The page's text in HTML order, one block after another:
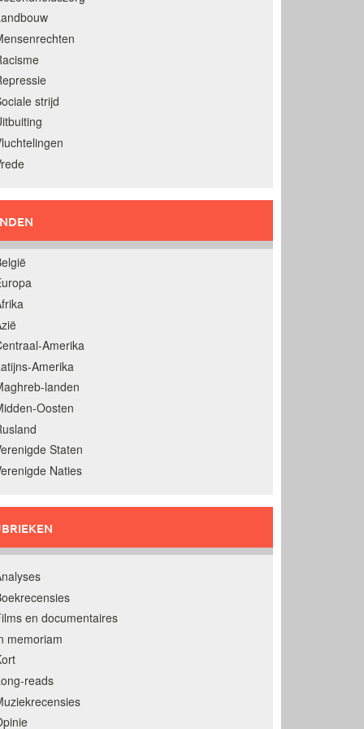
strijd
Amerika
Amerika
landen
Oosten
Staten
Naties
en documentaires
memoriam
reads